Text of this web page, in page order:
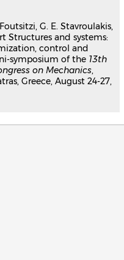
G. E. Stavroulakis,
Structures and systems:
control and
symposium of the 13th
on Mechanics,
Greece, August 24-27,